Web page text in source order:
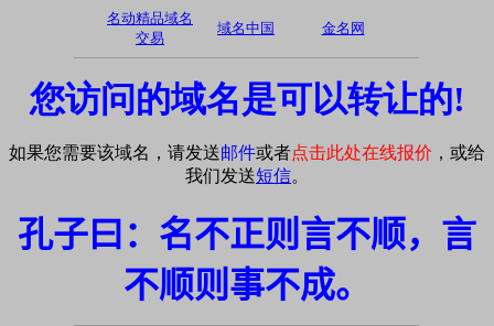
名动精品域名
交易
域名中国 金名网
您访问的域名是可以转让的!
如果您需要该域名，请发送邮件或者点击此处在线报价 ，或给
我们发送短信。
孔子曰：名不正则言不顺，言
不顺则事不成。